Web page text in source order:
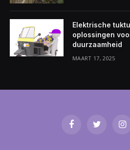
Elektrische
oplossingen
duurzaamheid
MAART 17, 2025
FacebookTwitter